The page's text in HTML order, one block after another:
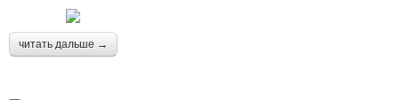
читать дальше →